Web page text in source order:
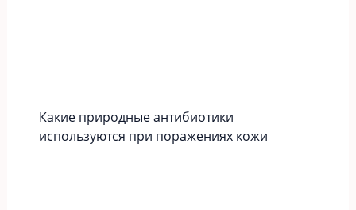
Какие природные антибиотики
используются при поражениях кожи